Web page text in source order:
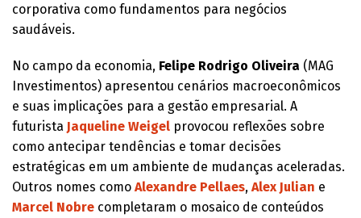
corporativa como fundamentos para negócios
saudáveis.
No campo da economia, Felipe Rodrigo Oliveira (MAG
Investimentos) apresentou cenários macroeconômicos
e suas implicações para a gestão empresarial. A
futurista Jaqueline Weigel provocou reflexões sobre
como antecipar tendências e tomar decisões
estratégicas em um ambiente de mudanças aceleradas.
Outros nomes como Alexandre Pellaes, Alex Julian e
Marcel Nobre completaram o mosaico de conteúdos